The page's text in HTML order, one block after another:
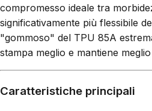
compromesso ideale tra
significativamente più flessibile
"gommoso" del TPU 85A
stampa meglio e mantiene
Caratteristiche principali